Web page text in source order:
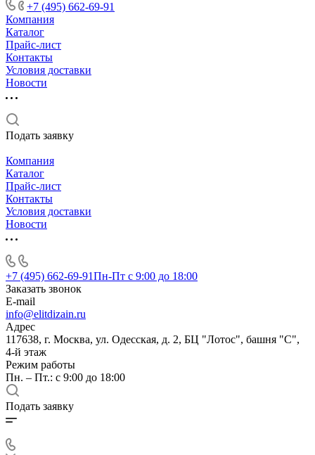
+7 (495) 662-69-91
Компания
Каталог
Прайс-лист
Контакты
Условия доставки
Новости
Подать заявку
Компания
Каталог
Прайс-лист
Контакты
Условия доставки
Новости
+7 (495) 662-69-91Пн-Пт c 9:00 до 18:00
Заказать звонок
E-mail
info@elitdizain.ru
Адрес
117638, г. Москва, ул. Одесская, д. 2, БЦ "Лотос", башня "С",
4-й этаж
Режим работы
Пн. – Пт.: с 9:00 до 18:00
Подать заявку